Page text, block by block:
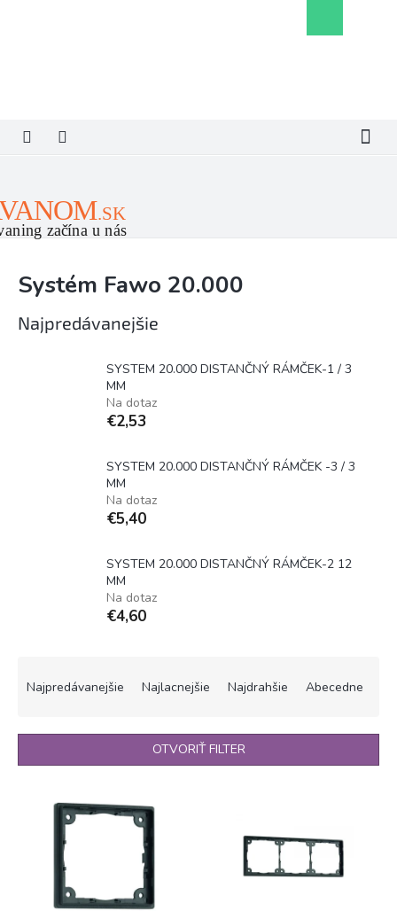
košík
Systém Fawo 20.000
Najpredávanejšie
SYSTEM 20.000 DISTANČNÝ RÁMČEK-1 / 3
MM
Na dotaz
€2,53
SYSTEM 20.000 DISTANČNÝ RÁMČEK -3 / 3
MM
Na dotaz
€5,40
SYSTEM 20.000 DISTANČNÝ RÁMČEK-2 12
MM
Na dotaz
€4,60
i
Najpredávanejšie Najlacnejšie Najdrahšie Abecedne
OTVORIŤ FILTER